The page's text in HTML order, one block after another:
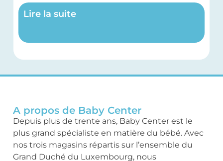
Lire la suite
A propos de Baby Center
Depuis plus de trente ans, Baby Center est le
plus grand spécialiste en matière du bébé. Avec
nos trois magasins répartis sur l’ensemble du
Grand Duché du Luxembourg, nous